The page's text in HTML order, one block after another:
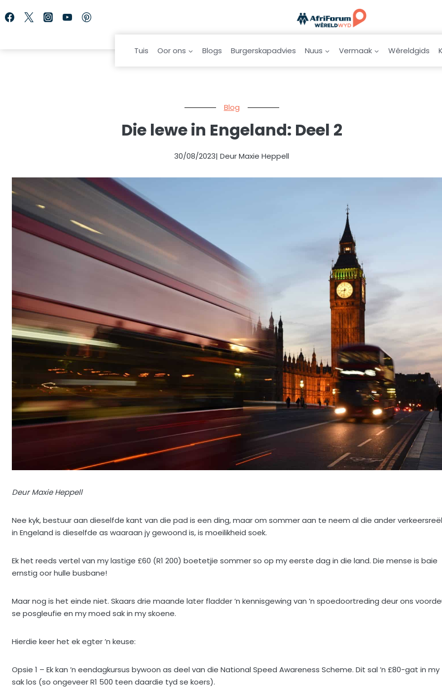
to
Tuis Oor ons Blogs Burgerskapadvies Nuus Vermaak Wêreldgids
Blog
Die lewe in Engeland: Deel 2
30/08/2023| Deur Maxie Heppell
Deur Maxie Heppell
Nee kyk, bestuur aan dieselfde kant van die pad is een ding, maar om sommer aan te neem al die ander
in Engeland is dieselfde as waaraan jy gewoond is, is moeilikheid soek.
Ek het reeds vertel van my lastige £60 (R1 200) boetetjie sommer so op my eerste dag in die land. Die mense is baie
ernstig oor hulle busbane!
Maar nog is het einde niet. Skaars drie maande later fladder ’n kennisgewing van ’n spoedoortreding deur ons
se posgleufie en my moed sak in my skoene.
Hierdie keer het ek egter ’n keuse:
Opsie 1 – Ek kan ’n eendagkursus bywoon as deel van die National Speed Awareness Scheme. Dit sal ’n £80-gat in my
sak los (so ongeveer R1 500 teen daardie tyd se koers).